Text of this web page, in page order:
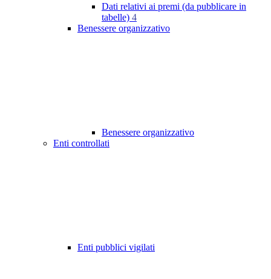
Dati relativi ai premi (da pubblicare in
tabelle) 4
Benessere organizzativo
Benessere organizzativo
Enti controllati
Enti pubblici vigilati